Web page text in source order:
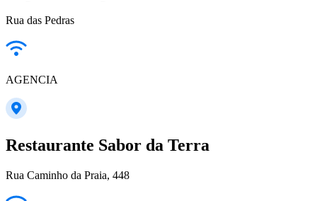
Rua das Pedras
AGENCIA
Restaurante Sabor da Terra
Rua Caminho da Praia, 448